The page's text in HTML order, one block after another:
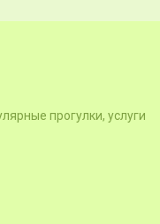
прогулки, услуги